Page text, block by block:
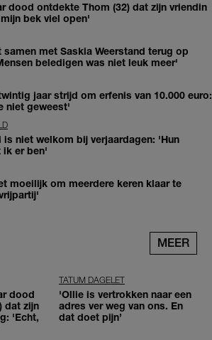
dood ontdekte Thom (32) dat zijn vriendin
bek viel open'
met Saskia Weerstand terug op
beledigen was niet leuk meer'
jaar strijd om erfenis van 10.000 euro:
niet geweest'
niet welkom bij verjaardagen: 'Hun
ik er ben'
moeilijk om meerdere keren klaar te
MEER
dood
dat zijn
'Echt,
TATUM DAGELET
'Ollie is vertrokken naar een
adres ver weg van ons. En
dat doet pijn’